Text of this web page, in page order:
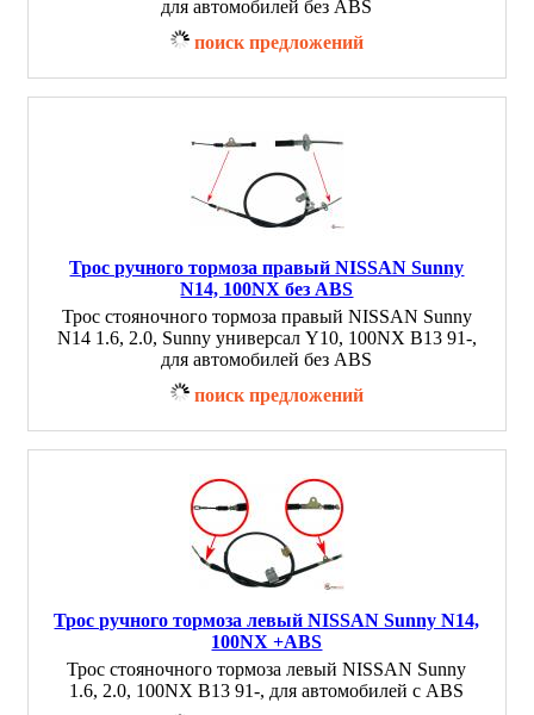
для автомобилей без ABS
поиск предложений
Трос ручного тормоза правый NISSAN Sunny
N14, 100NX без ABS
Трос стояночного тормоза правый NISSAN Sunny
N14 1.6, 2.0, Sunny универсал Y10, 100NX B13 91-,
для автомобилей без ABS
поиск предложений
Трос ручного тормоза левый NISSAN Sunny N14,
100NX +ABS
Трос стояночного тормоза левый NISSAN Sunny
1.6, 2.0, 100NX B13 91-, для автомобилей с ABS